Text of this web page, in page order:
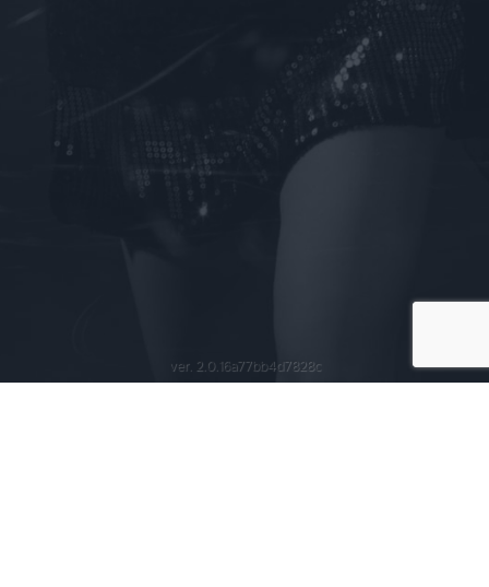
ver. 2.0.16a77bb4d7828c